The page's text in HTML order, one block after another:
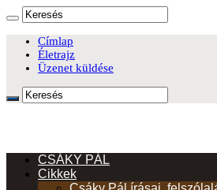
Címlap
Életrajz
Üzenet küldése
CSÁKY PÁL
Cikkek